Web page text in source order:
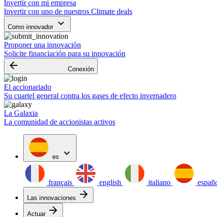
Invertir con mi empresa
Invertir con uno de nuestros Climate deals
Como innovador keyboard_arrow_down
Proponer una innovación
Solicite financiación para su innovación
arrow_backward Conexión
El accionariado
Su cuartel general contra los gases de efecto invernadero
La Galaxia
La comunidad de accionistas activos
es expand_more
français english italiano
Las innovaciones arrow_forward
Actuar arrow_forward